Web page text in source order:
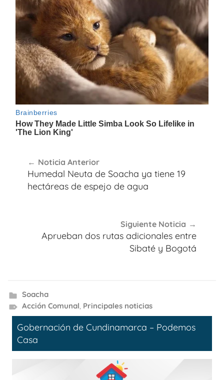
de
entradas
Noticia Anterior
Humedal Neuta de Soacha ya tiene 19
hectáreas de espejo de agua
Siguiente Noticia
Aprueban dos rutas adicionales entre
Sibaté y Bogotá
Soacha
Acción Comunal, Principales noticias
Gobernación de Cundinamarca – Podemos
Casa